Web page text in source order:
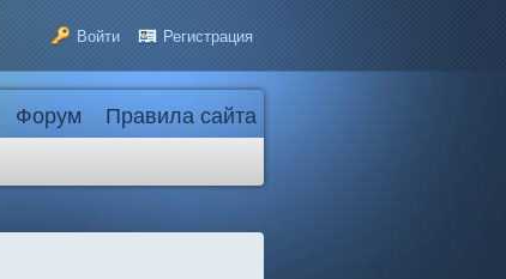
Войти Регистрация
Форум
Правила сайта